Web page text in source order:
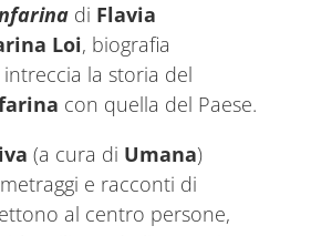
di Flavia
Loi, biografia
la storia del
con quella del Paese.
(a cura di Umana)
e racconti di
al centro persone,